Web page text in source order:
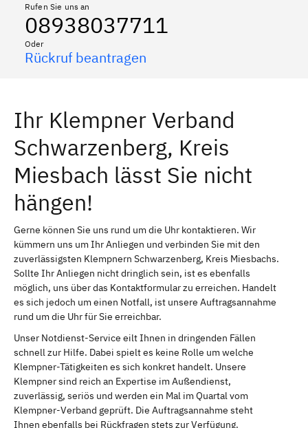
Rufen Sie uns an
08938037711
Oder
Rückruf beantragen
Ihr Klempner Verband
Schwarzenberg, Kreis
Miesbach lässt Sie nicht
hängen!
Gerne können Sie uns rund um die Uhr kontaktieren. Wir
kümmern uns um Ihr Anliegen und verbinden Sie mit den
zuverlässigsten Klempnern Schwarzenberg, Kreis Miesbachs.
Sollte Ihr Anliegen nicht dringlich sein, ist es ebenfalls
möglich, uns über das Kontaktformular zu erreichen. Handelt
es sich jedoch um einen Notfall, ist unsere Auftragsannahme
rund um die Uhr für Sie erreichbar.
Unser Notdienst-Service eilt Ihnen in dringenden Fällen
schnell zur Hilfe. Dabei spielt es keine Rolle um welche
Klempner-Tätigkeiten es sich konkret handelt. Unsere
Klempner sind reich an Expertise im Außendienst,
zuverlässig, seriös und werden ein Mal im Quartal vom
Klempner-Verband geprüft. Die Auftragsannahme steht
Ihnen ebenfalls bei Rückfragen stets zur Verfügung.